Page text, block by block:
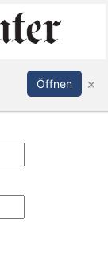
Anmelden
Öffnen ×